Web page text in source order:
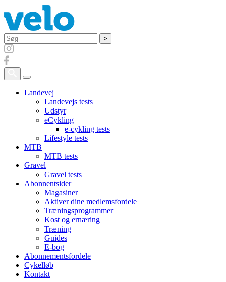
Søg
Landevej
Landevejs tests
Udstyr
eCykling
e-cykling tests
Lifestyle tests
MTB
MTB tests
Gravel
Gravel tests
Abonnentsider
Magasiner
Aktiver dine medlemsfordele
Træningsprogrammer
Kost og ernæring
Træning
Guides
E-bog
Abonnementsfordele
Cykelløb
Kontakt